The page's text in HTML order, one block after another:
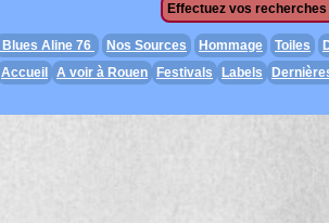
Effectuez vos recherches
Blues Aline 76 Nos Sources Hommage Toiles
Accueil
A voir à Rouen Festivals Labels